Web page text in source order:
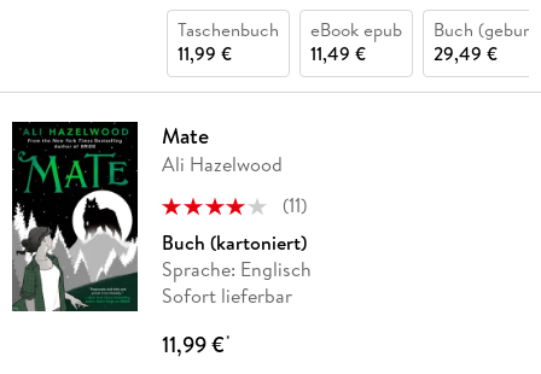
Taschenbuch
11,99 €
eBook epub
11,49 €
Buch
29,49 €
Mate
Ali Hazelwood
(11)
Buch (kartoniert)
Sprache: Englisch
Sofort lieferbar
11,99 €*